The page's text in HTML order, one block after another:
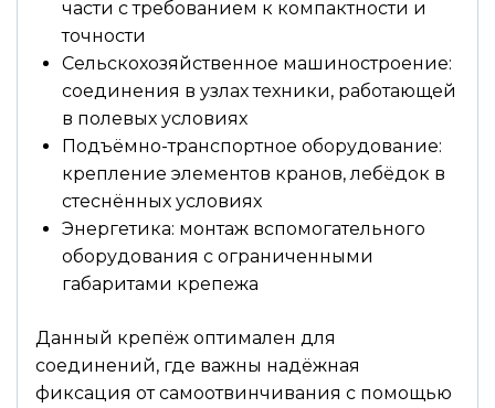
части с требованием к компактности и
точности
Сельскохозяйственное машиностроение:
соединения в узлах техники, работающей
в полевых условиях
Подъёмно-транспортное оборудование:
крепление элементов кранов, лебёдок в
стеснённых условиях
Энергетика: монтаж вспомогательного
оборудования с ограниченными
габаритами крепежа
Данный крепёж оптимален для
соединений, где важны надёжная
фиксация от самоотвинчивания с помощью